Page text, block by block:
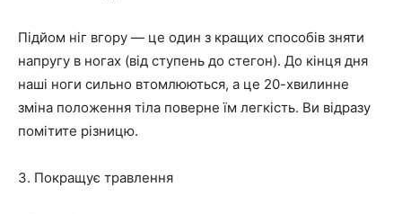
Підйом ніг вгору — це один з кращих способів зняти
напругу в ногах (від ступень до стегон). До кінця дня
наші ноги сильно втомлюються, а це 20-хвилинне
зміна положення тіла поверне їм легкість. Ви відразу
помітите різницю.
3. Покращує травлення